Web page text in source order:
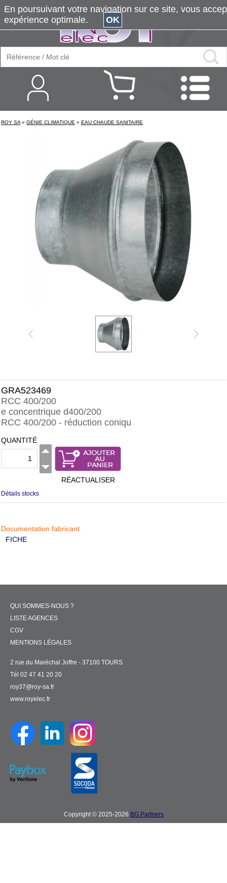
ROY SA » GÉNIE CLIMATIQUE » EAU CHAUDE SANITAIRE
GRA523469
RCC 400/200
e concentrique d400/200
RCC 400/200 - réduction coniqu
QUANTITÉ
RÉACTUALISER
Détails stocks
Documentation fabricant
FICHE
QUI SOMMES-NOUS ?
LISTE AGENCES
CGV
MENTIONS LÉGALES
2 rue du Maréchal Joffre - 37100 TOURS
Tél 02 47 41 20 20
roy37@roy-sa.fr
www.royelec.fr
Copyright © 2025-2026 BG Partners
En poursuivant votre navigation sur ce site, vous
expérience optimale.
OK